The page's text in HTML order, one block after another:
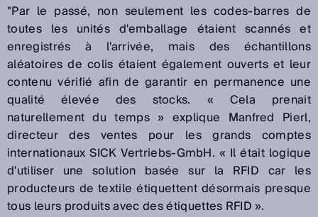
"Par le passé, non seulement les codes-barres de
toutes les unités d'emballage étaient scannés et
enregistrés à l'arrivée, mais des échantillons
aléatoires de colis étaient également ouverts et leur
contenu vérifié afin de garantir en permanence une
qualité élevée des stocks. « Cela prenait
naturellement du temps » explique Manfred Pierl,
directeur des ventes pour les grands comptes
internationaux SICK Vertriebs-GmbH. « Il était logique
d'utiliser une solution basée sur la RFID car les
producteurs de textile étiquettent désormais presque
tous leurs produits avec des étiquettes RFID ».